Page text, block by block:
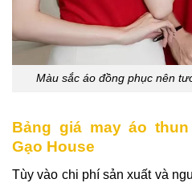
Màu sắc áo đồng phục nên
Bảng giá may áo
Gạo House
Tùy vào chi phí sản xuất và